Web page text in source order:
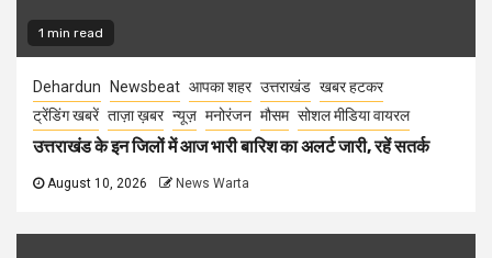
1 min read
Dehardun Newsbeat आपका शहर उत्तराखंड खबर हटकर
ट्रेंडिंग खबरें ताज़ा ख़बर न्यूज़ मनोरंजन मौसम सोशल मीडिया वायरल
उत्तराखंड के इन जिलों में आज भारी बारिश का अलर्ट जारी, रहें सतर्क
August 10, 2026 News Warta